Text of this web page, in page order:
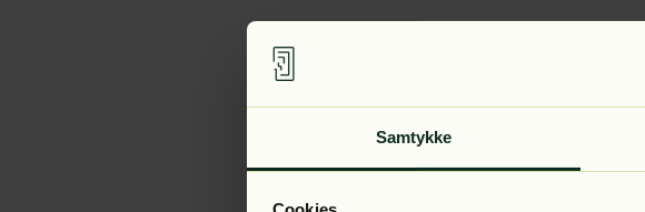
Samtykke